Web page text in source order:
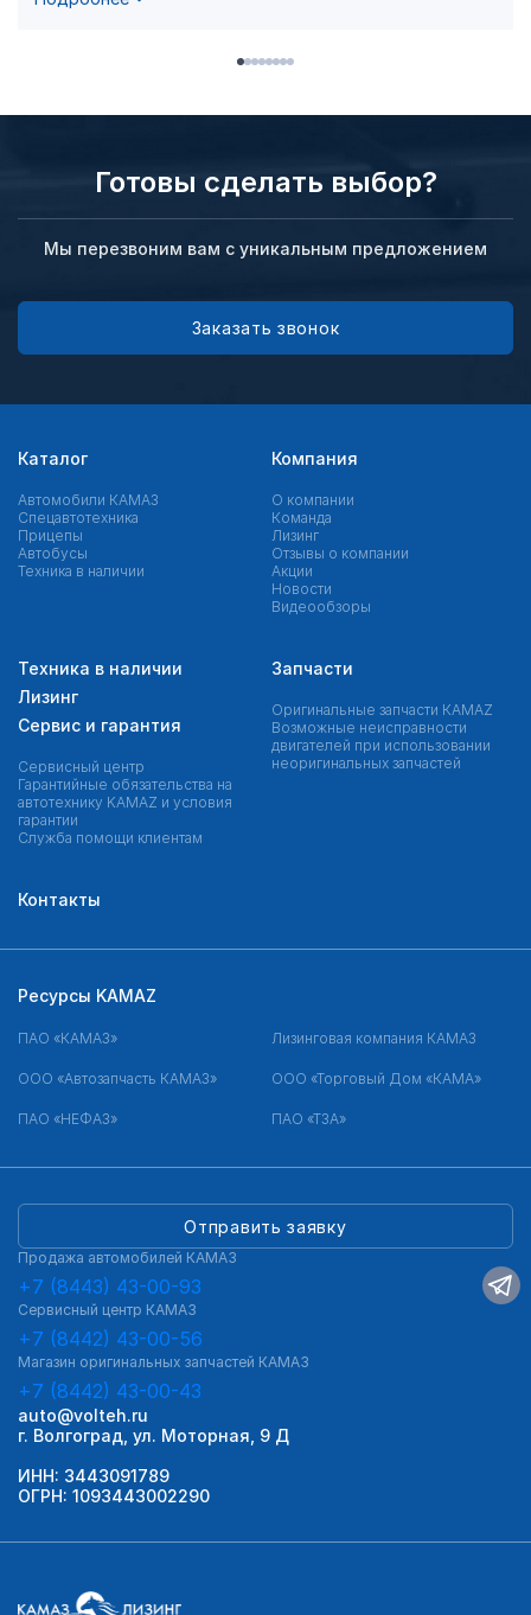
Готовы сделать выбор?
Мы перезвоним вам с уникальным предложением
Заказать звонок
Каталог
Автомобили КАМАЗ
Спецавтотехника
Прицепы
Автобусы
Техника в наличии
Компания
О компании
Команда
Лизинг
Отзывы о компании
Акции
Новости
Видеообзоры
Техника в наличии
Лизинг
Сервис и гарантия
Сервисный центр
Гарантийные обязательства на
автотехнику KAMAZ и условия
гарантии
Служба помощи клиентам
Запчасти
Оригинальные запчасти КAMAZ
Возможные неисправности
двигателей при использовании
неоригинальных запчастей
Контакты
Отправить заявку
Продажа автомобилей КАМАЗ
+7 (8443) 43-00-93
Сервисный центр КАМАЗ
+7 (8442) 43-00-56
Магазин оригинальных запчастей КАМАЗ
+7 (8442) 43-00-43
auto@volteh.ru
г. Волгоград, ул. Моторная, 9 Д
ИНН: 3443091789
ОГРН: 1093443002290
Ресурсы KAMAZ
ПАО «КАМАЗ» Лизинговая компания КАМАЗ
ООО «Автозапчасть КАМАЗ» ООО «Торговый Дом «КАМА»
ПАО «НЕФАЗ» ПАО «ТЗА»